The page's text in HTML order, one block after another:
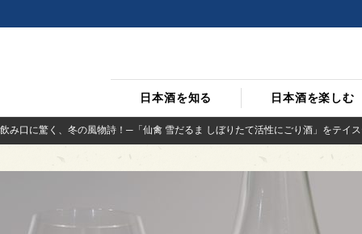
日本酒を知る 日本酒を楽しむ
み口に驚く、冬の風物詩！─「仙禽 雪だるま しぼりたて活性にごり酒」をテイ